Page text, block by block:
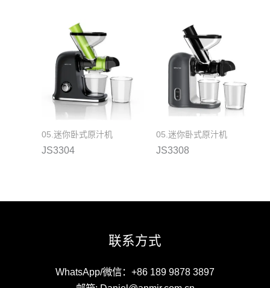
05.迷你卧式原汁机
JS3304
05.迷你卧式原汁机
JS3308
联系方式
WhatsApp/微信：+86 189 9878 3897